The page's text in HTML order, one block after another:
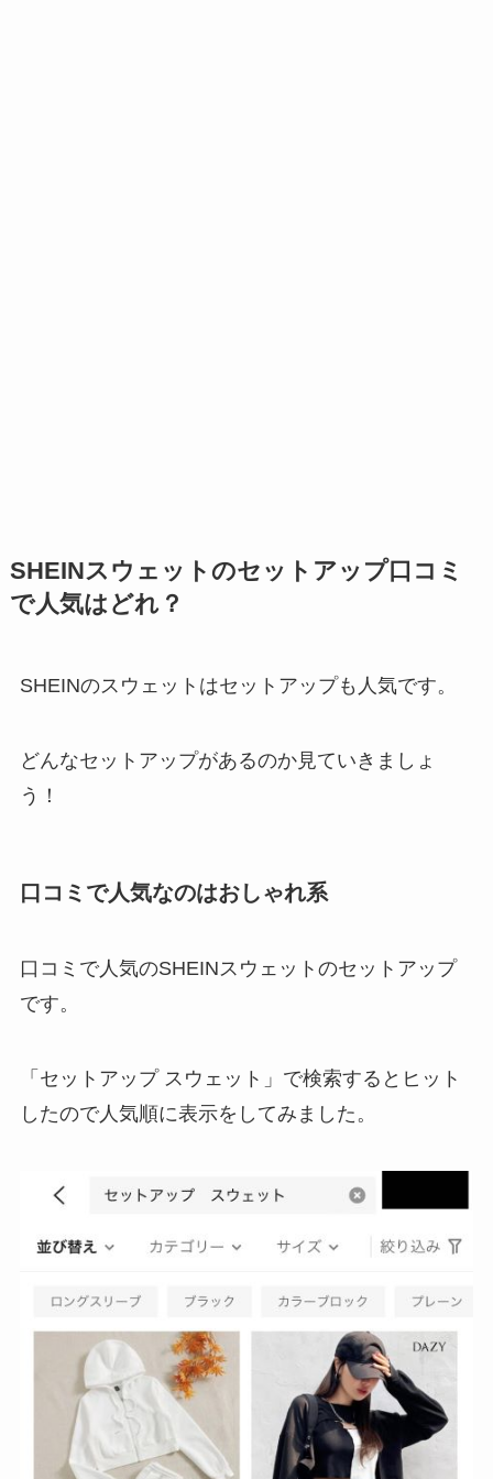
SHEINスウェットのセットアップ口コミ
で人気はどれ？
SHEINのスウェットはセットアップも人気です。
どんなセットアップがあるのか見ていきましょ
う！
口コミで人気なのはおしゃれ系
口コミで人気のSHEINスウェットのセットアップ
です。
「セットアップ スウェット」で検索するとヒット
したので人気順に表示をしてみました。